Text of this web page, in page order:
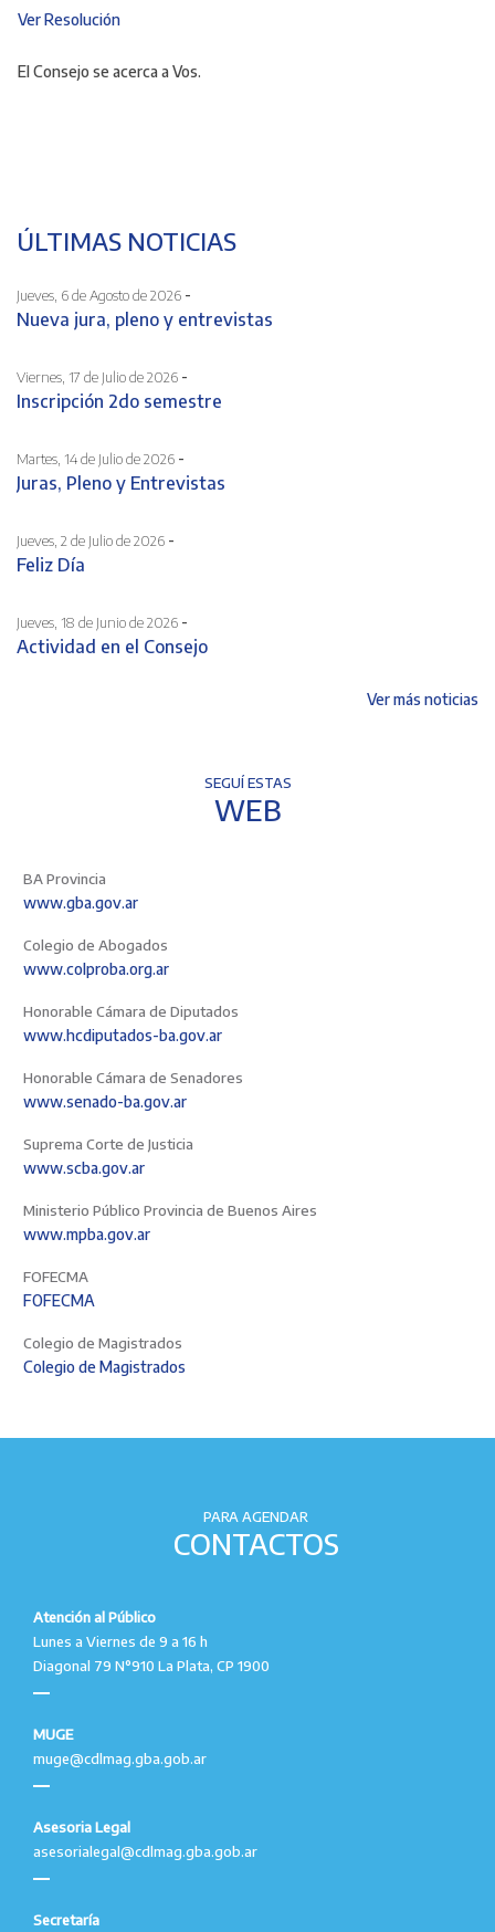
Ver Resolución
El Consejo se acerca a Vos.
ÚLTIMAS NOTICIAS
Jueves, 6 de Agosto de 2026 -
Nueva jura, pleno y entrevistas
Viernes, 17 de Julio de 2026 -
Inscripción 2do semestre
Martes, 14 de Julio de 2026 -
Juras, Pleno y Entrevistas
Jueves, 2 de Julio de 2026 -
Feliz Día
Jueves, 18 de Junio de 2026 -
Actividad en el Consejo
Ver más noticias
SEGUÍ ESTAS
WEB
BA Provincia
www.gba.gov.ar
Colegio de Abogados
www.colproba.org.ar
Honorable Cámara de Diputados
www.hcdiputados-ba.gov.ar
Honorable Cámara de Senadores
www.senado-ba.gov.ar
Suprema Corte de Justicia
www.scba.gov.ar
Ministerio Público Provincia de Buenos Aires
www.mpba.gov.ar
FOFECMA
FOFECMA
Colegio de Magistrados
Colegio de Magistrados
PARA AGENDAR
CONTACTOS
Atención al Público
Lunes a Viernes de 9 a 16 h
Diagonal 79 N°910 La Plata, CP 1900
MUGE
muge@cdlmag.gba.gob.ar
Asesoria Legal
asesorialegal@cdlmag.gba.gob.ar
Secretaría